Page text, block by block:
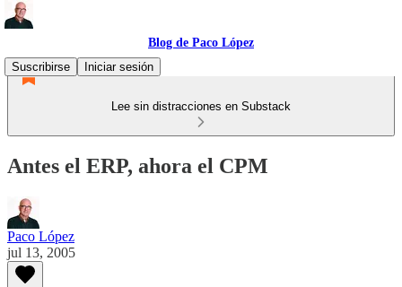
Blog de Paco López
Suscribirse
Iniciar sesión
Lee sin distracciones en Substack
Antes el ERP, ahora el CPM
Paco López
jul 13, 2005